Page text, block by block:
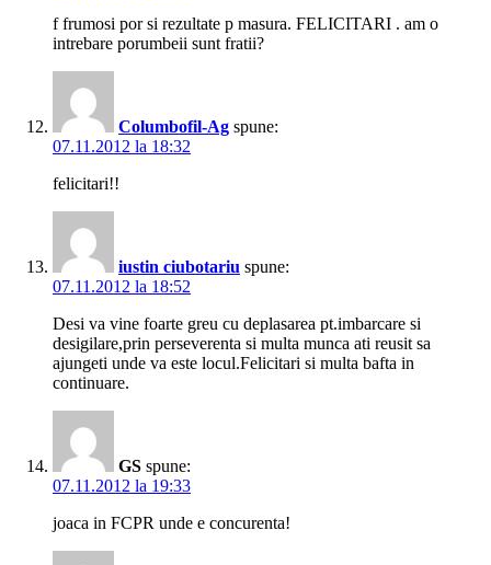
f frumosi por si rezultate p masura. FELICITARI . am o
intrebare porumbeii sunt fratii?
Columbofil-Ag spune:
07.11.2012 la 18:32
felicitari!!
iustin ciubotariu spune:
07.11.2012 la 18:52
Desi va vine foarte greu cu deplasarea pt.imbarcare si
desigilare,prin perseverenta si multa munca ati reusit sa
ajungeti unde va este locul.Felicitari si multa bafta in
continuare.
GS spune:
07.11.2012 la 19:33
joaca in FCPR unde e concurenta!